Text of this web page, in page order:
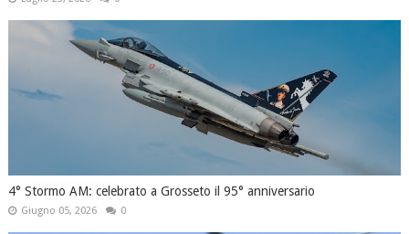
4° Stormo AM: celebrato a Grosseto il 95° anniversario
Giugno 05, 2026 0